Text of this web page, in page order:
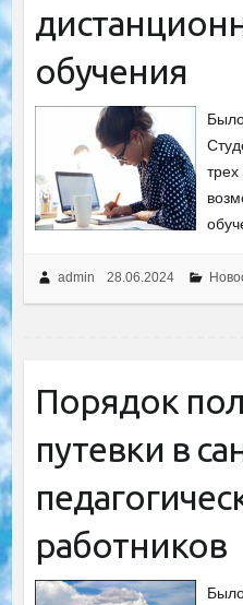
обучения
admin 28.06.2024
Порядок
путевки в
работников